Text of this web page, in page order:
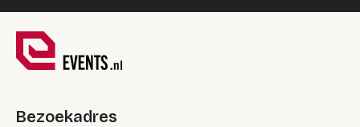
Bezoekadres